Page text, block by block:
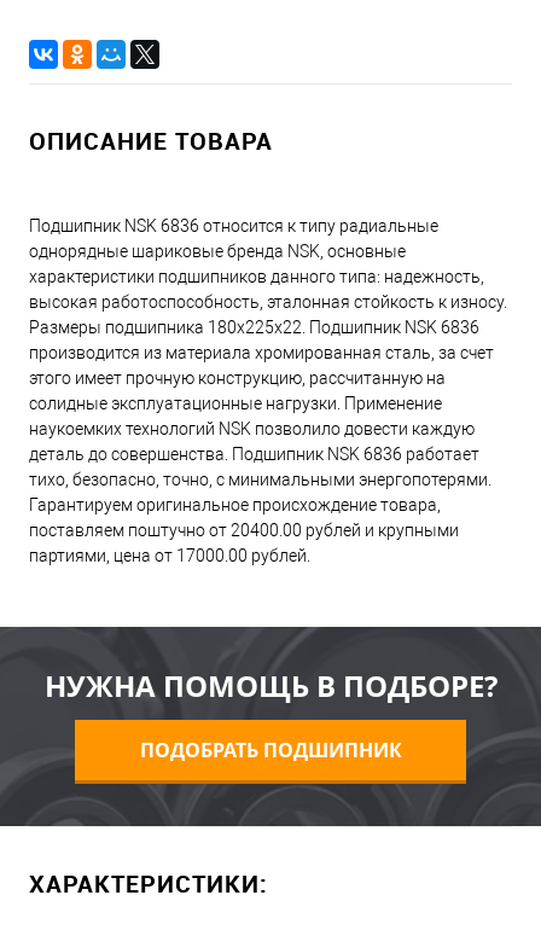
ОПИСАНИЕ ТОВАРА
Подшипник NSK 6836 относится к типу радиальные
однорядные шариковые бренда NSK, основные
характеристики подшипников данного типа: надежность,
высокая работоспособность, эталонная стойкость к износу.
Размеры подшипника 180x225x22. Подшипник NSK 6836
производится из материала хромированная сталь, за счет
этого имеет прочную конструкцию, рассчитанную на
солидные эксплуатационные нагрузки. Применение
наукоемких технологий NSK позволило довести каждую
деталь до совершенства. Подшипник NSK 6836 работает
тихо, безопасно, точно, с минимальными энергопотерями.
Гарантируем оригинальное происхождение товара,
поставляем поштучно от 20400.00 рублей и крупными
партиями, цена от 17000.00 рублей.
НУЖНА ПОМОЩЬ В ПОДБОРЕ?
ПОДОБРАТЬ ПОДШИПНИК
ХАРАКТЕРИСТИКИ: